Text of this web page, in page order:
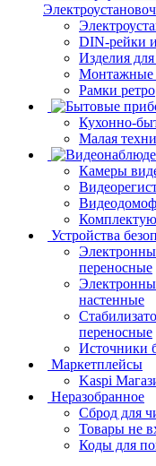
DIN-рейки
Изделия
Монтажные
Рамки ретро
Кухонно-
Малая
Камеры
Устройства
переносные
настенные
переносные
Источники
Маркетплейсы
Kaspi
Неразобранное
Сброд для
Товары не
Коды для